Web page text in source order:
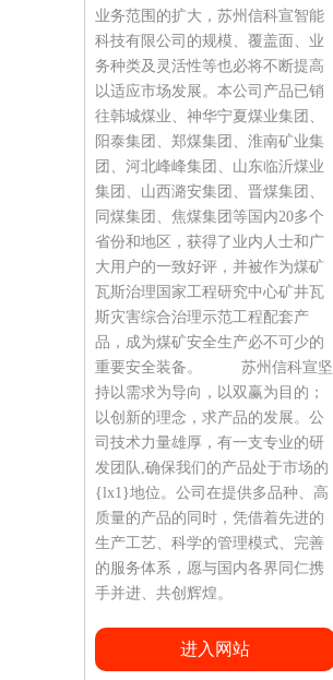
业务范围的扩大，苏州信科宣智能
科技有限公司的规模、覆盖面、业
务种类及灵活性等也必将不断提高
以适应市场发展。本公司产品已销
往韩城煤业、神华宁夏煤业集团、
阳泰集团、郑煤集团、淮南矿业集
团、河北峰峰集团、山东临沂煤业
集团、山西潞安集团、晋煤集团、
同煤集团、焦煤集团等国内20多个
省份和地区，获得了业内人士和广
大用户的一致好评，并被作为煤矿
瓦斯治理国家工程研究中心矿井瓦
斯灾害综合治理示范工程配套产
品，成为煤矿安全生产必不可少的
重要安全装备。 苏州信科宣坚
持以需求为导向，以双赢为目的；
以创新的理念，求产品的发展。公
司技术力量雄厚，有一支专业的研
发团队,确保我们的产品处于市场的
{lx1}地位。公司在提供多品种、高
质量的产品的同时，凭借着先进的
生产工艺、科学的管理模式、完善
的服务体系，愿与国内各界同仁携
手并进、共创辉煌。
进入网站